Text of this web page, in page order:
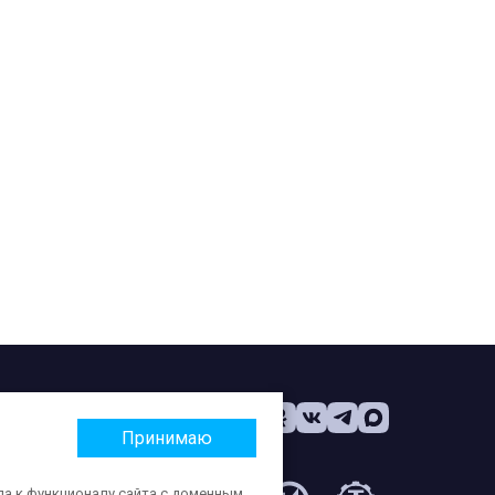
Принимаю